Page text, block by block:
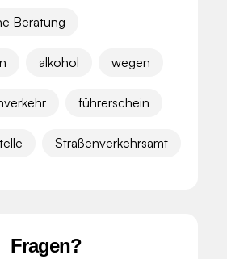
Beratung
alkohol wegen
führerschein
Straßenverkehrsamt
Fragen?